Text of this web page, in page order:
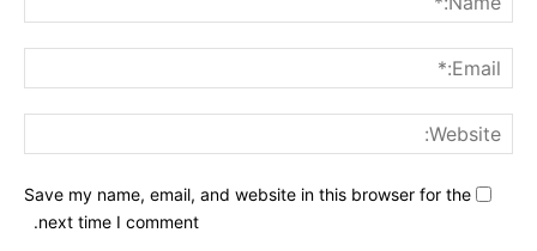
Save my name, email, and website in this browser for the
next time I comment.